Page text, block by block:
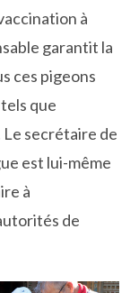
à
garantit la
ces pigeons
que
secrétaire de
est lui-même
à
de